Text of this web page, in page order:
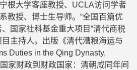
根大学客座教授、UCLA访问学者
教授、博士生导师。“全国百篇优
国家社科基金重大项目“清代商税
主持人。出版《清代漕粮海运与
Duties in the Qing Dynasty,
家财政到财政国家：清朝咸同年间